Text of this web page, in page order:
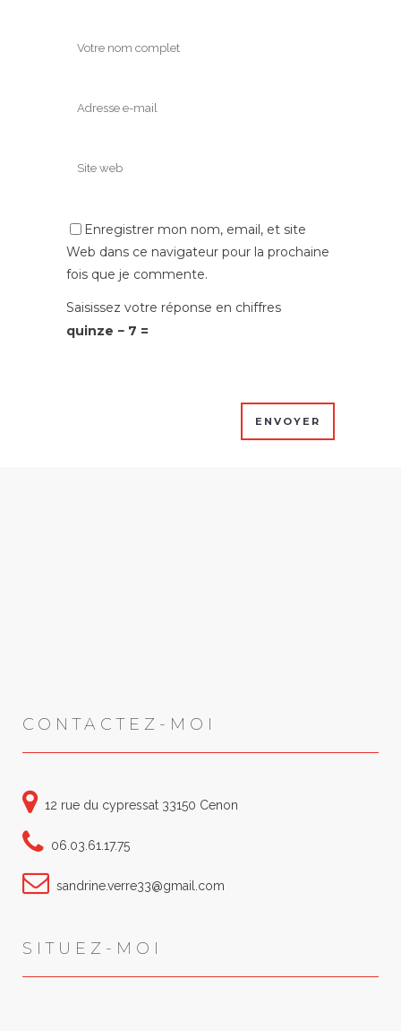
Enregistrer mon nom, email, et site
Web dans ce navigateur pour la prochaine
fois que je commente.
Saisissez votre réponse en chiffres
quinze − 7 =
CONTACTEZ-MOI
12 rue du cypressat 33150 Cenon
06.03.61.17.75
sandrine.verre33@gmail.com
SITUEZ-MOI